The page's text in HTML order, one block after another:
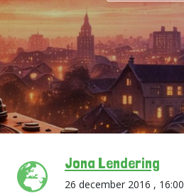
Jona Lendering
26 december 2016 , 16:00